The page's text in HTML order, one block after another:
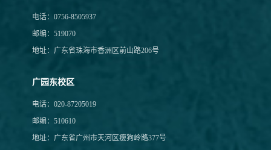
电话：0756-8505937
邮编：519070
地址：广东省珠海市香洲区前山路206号
广园东校区
电话：020-87205019
邮编：510610
地址：广东省广州市天河区瘦狗岭路377号